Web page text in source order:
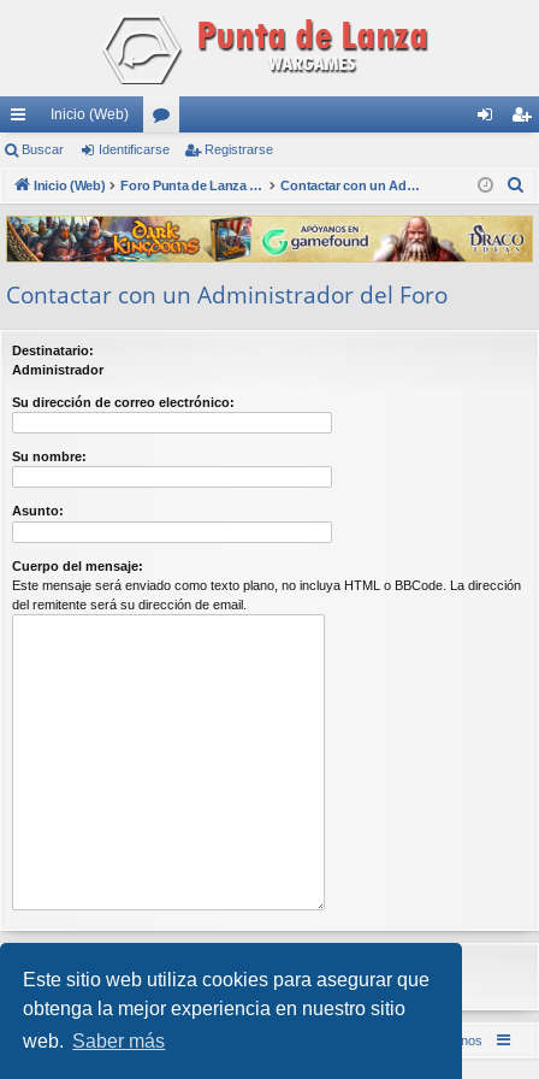
Este sitio web utiliza cookies para asegurar que
obtenga la mejor experiencia en nuestro sitio
web. Saber más
nl
ac
es
rá
pi
do
s
Inicio (Web)
or
os nti
fic
ar
ist
ra
rs
Buscar Identificarse Registrarse
Inicio (Web) Foro Punta de Lanza Wargames Contactar con un Administrador del Foro
s
c
Contactar con un Administrador del Foro
Destinatario:
Administrador
Su dirección de correo electrónico:
Su nombre:
Asunto:
Cuerpo del mensaje:
Este mensaje será enviado como texto plano, no incluya HTML o BBCode. La dirección
del remitente será su dirección de email.
Inicio (Web) Foro Punta de Lanza Wargames Contáctenos